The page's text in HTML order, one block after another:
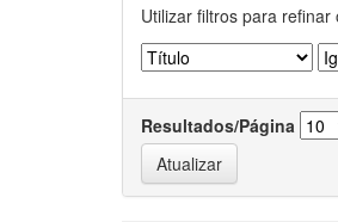
Utilizar filtros para
Resultados/Página